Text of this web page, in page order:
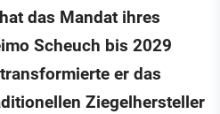
das Mandat ihres
Scheuch bis 2029
er das
Ziegelhersteller